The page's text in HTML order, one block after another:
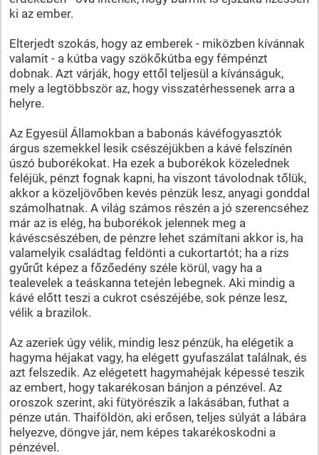
ki az ember.
Elterjedt szokás, hogy az emberek - miközben kívánnak
valamit - a kútba vagy szökőkútba egy fémpénzt
dobnak. Azt várják, hogy ettől teljesül a kívánságuk,
mely a legtöbbször az, hogy visszatérhessenek arra a
helyre.
Az Egyesül Államokban a babonás kávéfogyasztók
árgus szemekkel lesik csészéjükben a kávé felszínén
úszó buborékokat. Ha ezek a buborékok közelednek
feléjük, pénzt fognak kapni, ha viszont távolodnak tőlük,
akkor a közeljövőben kevés pénzük lesz, anyagi gonddal
számolhatnak. A világ számos részén a jó szerencséhez
már az is elég, ha buborékok jelennek meg a
kávéscsészében, de pénzre lehet számítani akkor is, ha
valamelyik családtag feldönti a cukortartót; ha a rizs
gyűrűt képez a főzőedény széle körül, vagy ha a
tealevelek a teáskanna tetején lebegnek. Aki mindig a
kávé előtt teszi a cukrot csészéjébe, sok pénze lesz,
vélik a brazilok.
Az azeriek úgy vélik, mindig lesz pénzük, ha elégetik a
hagyma héjakat vagy, ha elégett gyufaszálat találnak, és
azt felszedik. Az elégetett hagymahéjak képessé teszik
az embert, hogy takarékosan bánjon a pénzével. Az
oroszok szerint, aki fütyörészik a lakásában, futhat a
pénze után. Thaiföldön, aki erősen, teljes súlyát a lábára
helyezve, döngve jár, nem képes takarékoskodni a
pénzével.